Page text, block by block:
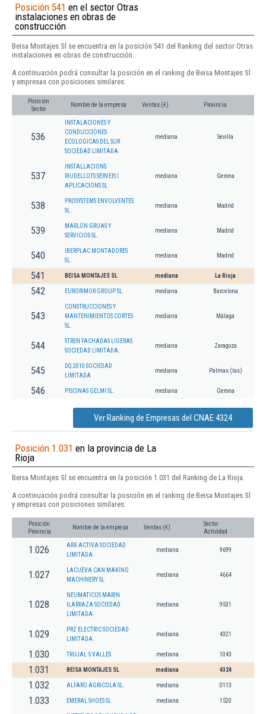
Posición 541 en el sector Otras
instalaciones en obras de
construcción
Beisa Montajes Sl se encuentra en la posición 541 del Ranking del sector Otras
instalaciones en obras de construcción.
A continuación podrá consultar la posición en el ranking de Beisa Montajes Sl
y empresas con posiciones similares:
Posición
Sector
Nombre de la empresa Ventas (€) Provincia
536
INSTALACIONES Y
CONDUCCIONES
ECOLOGICAS DEL SUR
SOCIEDAD LIMITADA
mediana Sevilla
537
INSTALLACIONS
RIUDELLOTS SERVEIS I
APLICACIONS SL
mediana Gerona
538
PROSYSTEMS ENVOLVENTES
SL.
mediana Madrid
539
MARLON GRUAS Y
SERVICIOS SL.
mediana Madrid
540
IBERPLAC MONTADORES
SL.
mediana Madrid
541 BEISA MONTAJES SL mediana La Rioja
542 EURORIMOR GROUP SL. mediana Barcelona
543
CONSTRUCCIONES Y
MANTENIMIENTOS CORTES
SL.
mediana Málaga
544
STREN FACHADAS LIGERAS
SOCIEDAD LIMITADA.
mediana Zaragoza
545
DQ 2010 SOCIEDAD
LIMITADA
mediana Palmas (las)
546 PISCINAS GELMI SL. mediana Gerona
Ver Ranking de Empresas del CNAE 4324
Posición 1.031 en la provincia de La
Rioja
Beisa Montajes Sl se encuentra en la posición 1.031 del Ranking de La Rioja.
A continuación podrá consultar la posición en el ranking de Beisa Montajes Sl
y empresas con posiciones similares:
Posición
Provincia
Nombre de la empresa Ventas (€)
Sector
Actividad
1.026
ARX ACTIVA SOCIEDAD
LIMITADA.
mediana 9699
1.027
LACUEVA CAN MAKING
MACHINERY SL
mediana 4664
1.028
NEUMATICOS MARIN
ILARRAZA SOCIEDAD
LIMITADA.
mediana 9531
1.029
PRZ ELECTRIC SOCIEDAD
LIMITADA.
mediana 4321
1.030 TRUJAL 5 VALLES mediana 1043
1.031 BEISA MONTAJES SL mediana 4324
1.032 ALFARO AGRICOLA SL. mediana 0113
1.033 EMERAL SHOES SL mediana 1520